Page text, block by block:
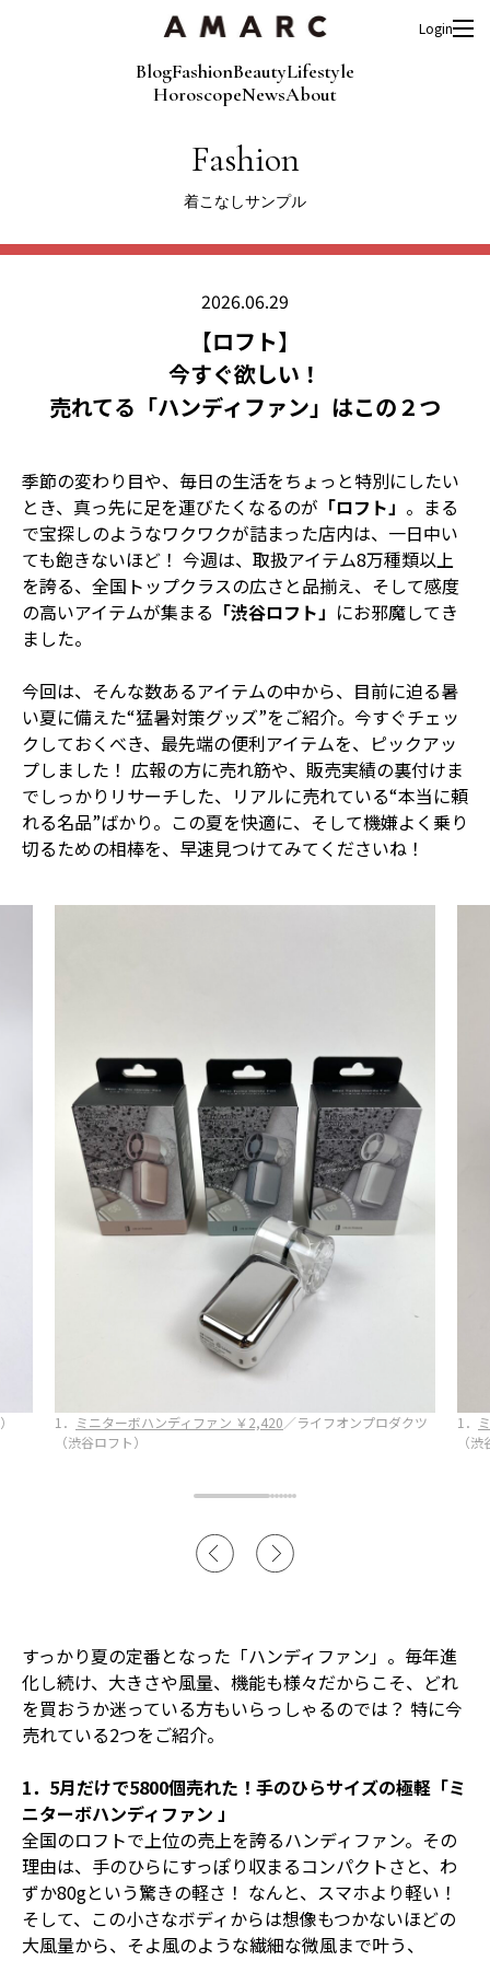
BlogFashionBeautyLifestyle
HoroscopeNewsAbout
Login
Fashion
着こなしサンプル
2026.06.29
【ロフト】
今すぐ欲しい！
売れてる「ハンディファン」はこの２つ
季節の変わり目や、毎日の生活をちょっと特別にしたい
とき、真っ先に足を運びたくなるのが 「ロフト」 。まる
で宝探しのようなワクワクが詰まった店内は、一日中い
ても飽きないほど！ 今週は、取扱アイテム8万種類以上
を誇る、全国トップクラスの広さと品揃え、そして感度
の高いアイテムが集まる 「渋谷ロフト」 にお邪魔してき
ました。
今回は、そんな数あるアイテムの中から、目前に迫る暑
い夏に備えた“猛暑対策グッズ”をご紹介。今すぐチェッ
クしておくべき、最先端の便利アイテムを、ピックアッ
プしました！ 広報の方に売れ筋や、販売実績の裏付けま
でしっかりリサーチした、リアルに売れている“本当に頼
れる名品”ばかり。この夏を快適に、そして機嫌よく乗り
切るための相棒を、早速見つけてみてくださいね！
1． ミニターボハンディファン ￥2,420／ライフオンプロダクツ
（渋谷ロフト）
1．
（
すっかり夏の定番となった「ハンディファン」。毎年進
化し続け、大きさや風量、機能も様々だからこそ、どれ
を買おうか迷っている方もいらっしゃるのでは？ 特に今
売れている2つをご紹介。
1．5月だけで5800個売れた！手のひらサイズの極軽「ミ
ニターボハンディファン 」
全国のロフトで上位の売上を誇るハンディファン。その
理由は、手のひらにすっぽり収まるコンパクトさと、わ
ずか80gという驚きの軽さ！ なんと、スマホより軽い！
そして、この小さなボディからは想像もつかないほどの
大風量から、そよ風のような繊細な微風まで叶う、